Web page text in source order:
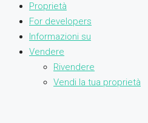
Proprietà
For developers
Informazioni su
Vendere
Rivendere
Vendi la tua proprietà